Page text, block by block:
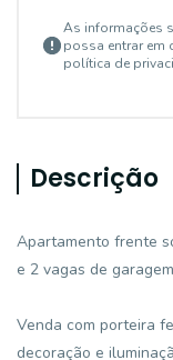
As informações
possa entrar em
política de
Descrição
Apartamento frente
e 2 vagas de
Venda com porteira
decoração e